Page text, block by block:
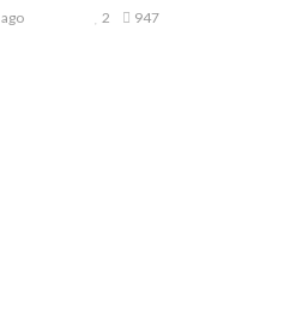
947
2